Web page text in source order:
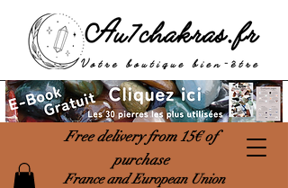
Free delivery from 15€ of
purchase
France and European Union